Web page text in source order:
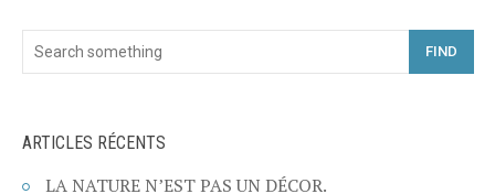
FIND
ARTICLES RÉCENTS
LA NATURE N’EST PAS UN DÉCOR.